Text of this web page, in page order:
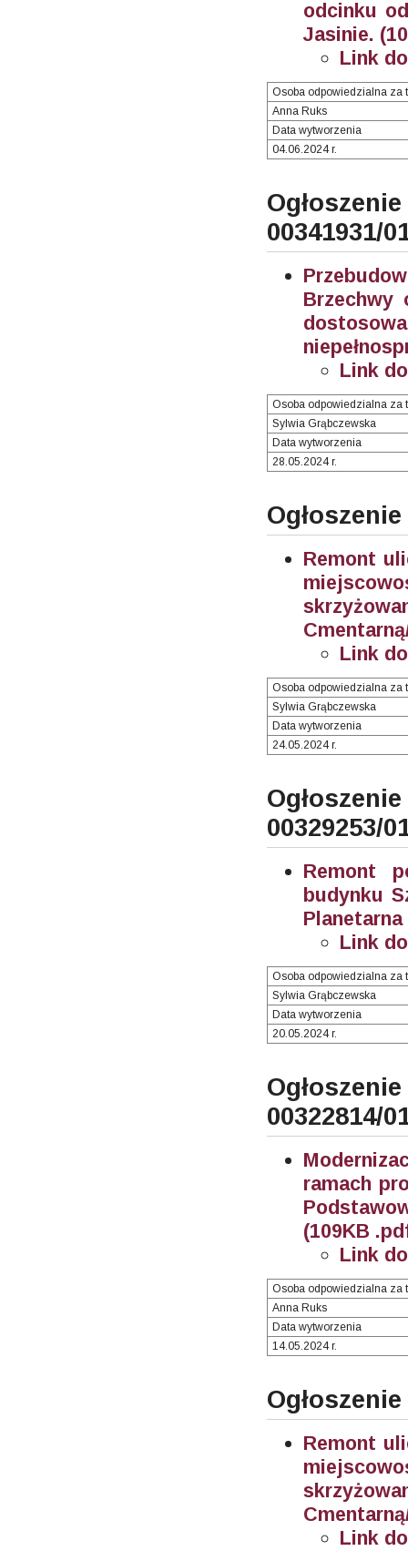
odcinku
Jasinie.
Link
Osoba odpowiedzialna za
Anna Ruks
Data wytworzenia
04.06.2024 r.
00341931/
Brzechwy
Link
Osoba odpowiedzialna za
Sylwia Grąbczewska
Data wytworzenia
28.05.2024 r.
Remont
Link
Osoba odpowiedzialna za
Sylwia Grąbczewska
Data wytworzenia
24.05.2024 r.
00329253/
Remont
budynku
Link
Osoba odpowiedzialna za
Sylwia Grąbczewska
Data wytworzenia
20.05.2024 r.
00322814/
ramach
(109KB
Link
Osoba odpowiedzialna za
Anna Ruks
Data wytworzenia
14.05.2024 r.
Remont
Link